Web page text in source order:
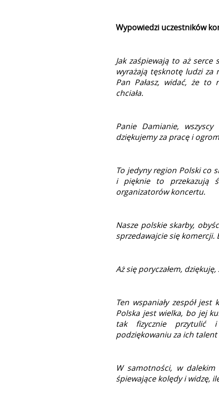
Wypowiedzi uczestników
Jak zaśpiewają to aż serce
wyrażają tęsknotę ludzi za
Pan Pałasz, widać, że
chciała.
Panie Damianie,
dziękujemy za pracę i
To jedyny region Polski co
i pięknie to przekazują
organizatorów koncertu.
Nasze polskie skarby,
sprzedawajcie się
Aż się poryczałem,
Ten wspaniały zespół
Polska jest wielka, bo jej
tak fizycznie przytulić
podziękowaniu za ich talent
W samotności, w dalekim
śpiewające kolędy i widzę,